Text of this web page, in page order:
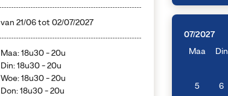
van21/06 tot02/07/2027
07/2027
Maa
Din
5 6
Maa: 18u30 - 20u
Din: 18u30 - 20u
Woe: 18u30 - 20u
Don: 18u30 - 20u